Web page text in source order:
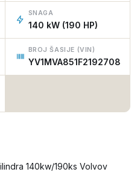
SNAGA
140 kW (190 HP)
BROJ ŠASIJE (VIN)
YV1MVA851F2192708
140kw/190ks Volvov